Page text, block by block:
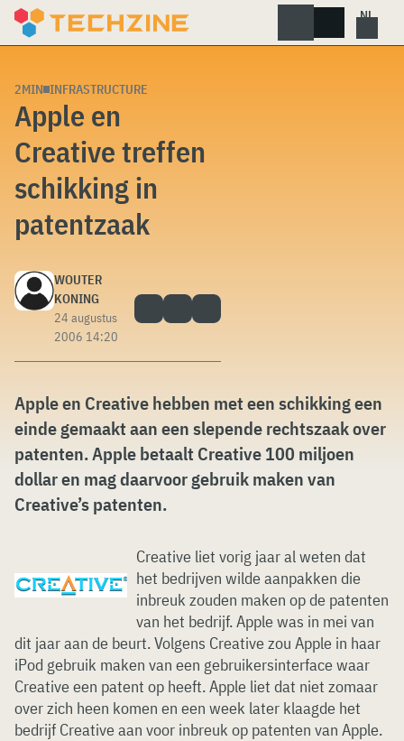
Skip
2MIN INFRASTRUCTURE
Apple en
Creative treffen
schikking in
patentzaak
WOUTER
KONING
24 augustus
2006 14:20
Apple en Creative hebben met een schikking een
einde gemaakt aan een slepende rechtszaak over
patenten. Apple betaalt Creative 100 miljoen
dollar en mag daarvoor gebruik maken van
Creative’s patenten.
Creative liet vorig jaar al weten dat
het bedrijven wilde aanpakken die
inbreuk zouden maken op de patenten
van het bedrijf. Apple was in mei van
dit jaar aan de beurt. Volgens Creative zou Apple in haar
iPod gebruik maken van een gebruikersinterface waar
Creative een patent op heeft. Apple liet dat niet zomaar
over zich heen komen en een week later klaagde het
bedrijf Creative aan voor inbreuk op patenten van Apple.